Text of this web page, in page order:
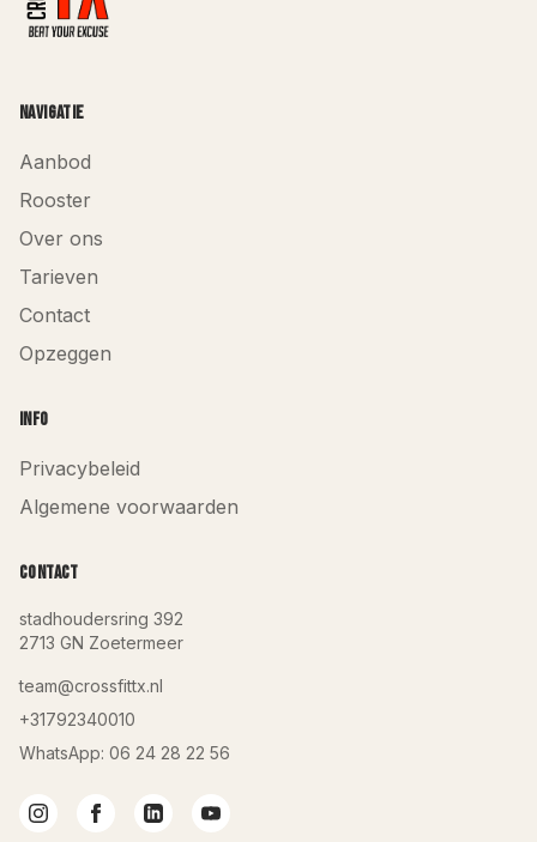
Navigatie
Aanbod
Rooster
Over ons
Tarieven
Contact
Opzeggen
Info
Privacybeleid
Algemene voorwaarden
Contact
stadhoudersring 392
2713 GN Zoetermeer
team@crossfittx.nl
+31792340010
WhatsApp: 06 24 28 22 56